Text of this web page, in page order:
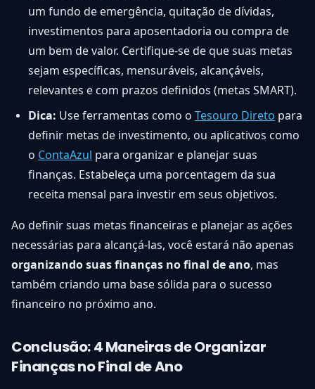
um fundo de emergência, quitação de dívidas,
investimentos para aposentadoria ou compra de
um bem de valor. Certifique-se de que suas metas
sejam específicas, mensuráveis, alcançáveis,
relevantes e com prazos definidos (metas SMART).
Dica: Use ferramentas como o Tesouro Direto para
definir metas de investimento, ou aplicativos como
o ContaAzul para organizar e planejar suas
finanças. Estabeleça uma porcentagem da sua
receita mensal para investir em seus objetivos.
Ao definir suas metas financeiras e planejar as ações
necessárias para alcançá-las, você estará não apenas
organizando suas finanças no final de ano, mas
também criando uma base sólida para o sucesso
financeiro no próximo ano.
Conclusão: 4 Maneiras de Organizar
Finanças no Final de Ano